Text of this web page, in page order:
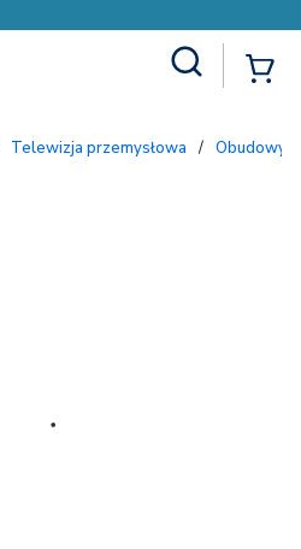
Telewizja przemysłowa / Obudowy